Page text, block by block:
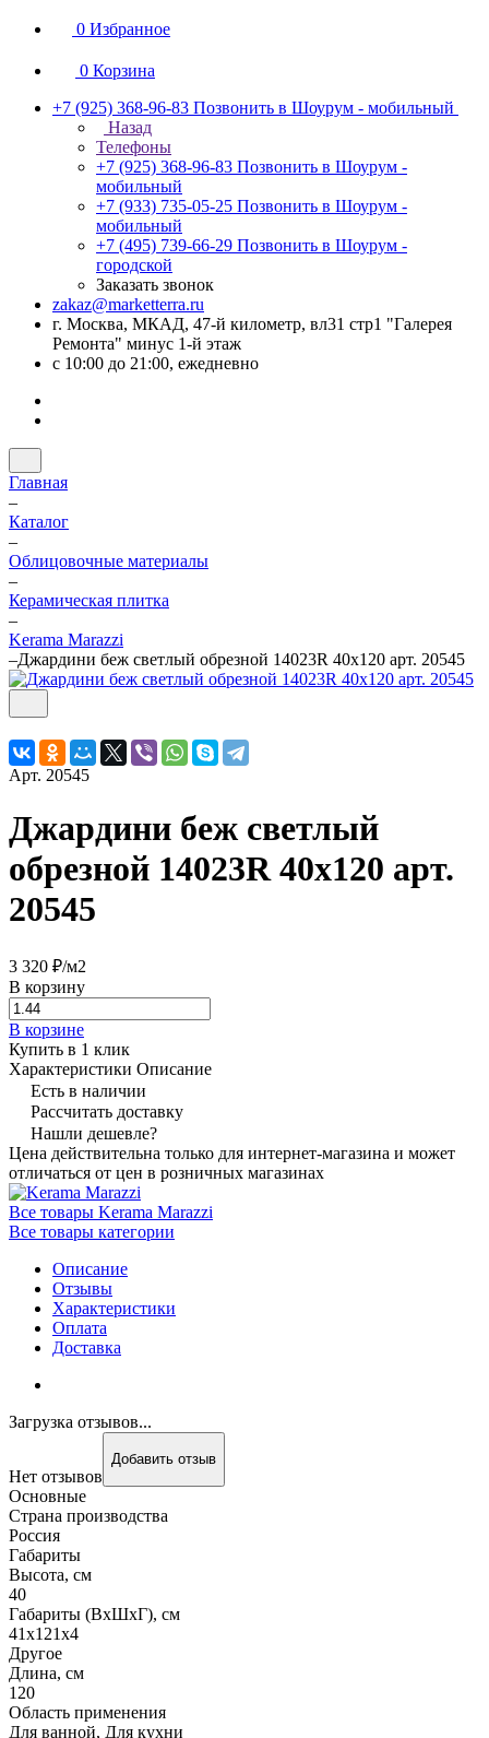
0 Избранное
0 Корзина
+7 (925) 368-96-83 Позвонить в Шоурум - мобильный
Назад
Телефоны
+7 (925) 368-96-83 Позвонить в Шоурум -
мобильный
+7 (933) 735-05-25 Позвонить в Шоурум -
мобильный
+7 (495) 739-66-29 Позвонить в Шоурум -
городской
Заказать звонок
zakaz@marketterra.ru
г. Москва, МКАД, 47-й километр, вл31 стр1 "Галерея
Ремонта" минус 1-й этаж
с 10:00 до 21:00, ежедневно
Главная
–
Каталог
–
Облицовочные материалы
–
Керамическая плитка
–
Kerama Marazzi
–Джардини беж светлый обрезной 14023R 40х120 арт. 20545
Арт. 20545
Джардини беж светлый
обрезной 14023R 40х120 арт.
20545
3 320 ₽/м2
В корзину
В корзине
Купить в 1 клик
Характеристики Описание
Есть в наличии
Рассчитать доставку
Нашли дешевле?
Цена действительна только для интернет-магазина и может
отличаться от цен в розничных магазинах
Все товары Kerama Marazzi
Все товары категории
Описание
Отзывы
Характеристики
Оплата
Доставка
Загрузка отзывов...
Нет отзывов
Добавить отзыв
Основные
Страна производства
Россия
Габариты
Высота, см
40
Габариты (ВхШхГ), см
41х121х4
Другое
Длина, см
120
Область применения
Для ванной, Для кухни